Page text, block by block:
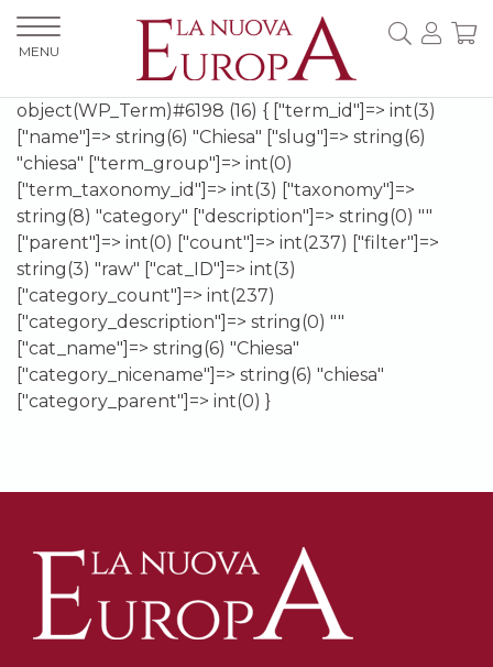
object(WP_Term)#6198 (16) { ["term_id"]=> int(3)
["name"]=> string(6) "Chiesa" ["slug"]=> string(6)
"chiesa" ["term_group"]=> int(0)
["term_taxonomy_id"]=> int(3) ["taxonomy"]=>
string(8) "category" ["description"]=> string(0) ""
["parent"]=> int(0) ["count"]=> int(237) ["filter"]=>
string(3) "raw" ["cat_ID"]=> int(3)
["category_count"]=> int(237)
["category_description"]=> string(0) ""
["cat_name"]=> string(6) "Chiesa"
["category_nicename"]=> string(6) "chiesa"
["category_parent"]=> int(0) }
MENU